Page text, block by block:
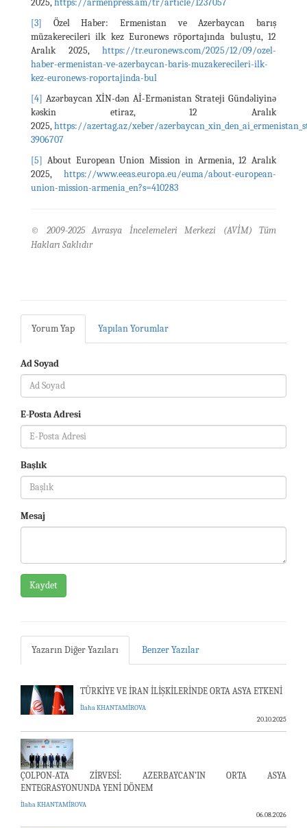
[3] Özel Haber: Ermenistan ve Azerbaycan barış
müzakerecileri ilk kez Euronews röportajında buluştu, 12
Aralık 2025, https://tr.euronews.com/2025/12/09/ozel-
haber-ermenistan-ve-azerbaycan-baris-muzakerecileri-ilk-
kez-euronews-roportajinda-bul
[4] Azərbaycan XİN-dən Aİ-Ermənistan Strateji Gündəliyinə
kəskin etiraz, 12 Aralık
2025,https://azertag.az/xeber/
3906707
[5] About European Union Mission in Armenia, 12 Aralık
2025, https://www.eeas.europa.eu/euma/about-european-
union-mission-armenia_en?s=410283
© 2009-2025 Avrasya İncelemeleri Merkezi (AVİM) Tüm
Hakları Saklıdır
Yorum Yap Yapılan Yorumlar
Ad Soyad
E-Posta Adresi
Başlık
Mesaj
Kaydet
Yazarın Diğer Yazıları Benzer Yazılar
TÜRKİYE VE İRAN İLİŞKİLERİNDE ORTA ASYA ETKENİ
İlaha KHANTAMİROVA
20.10.2025
ÇOLPON-ATA ZİRVESİ: AZERBAYCAN’IN ORTA ASYA
ENTEGRASYONUNDA YENİ DÖNEM
İlaha KHANTAMİROVA
06.08.2026